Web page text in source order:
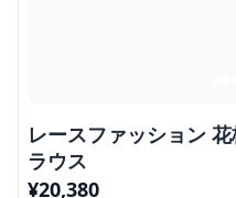
レースファッション
ラウス
¥20,380